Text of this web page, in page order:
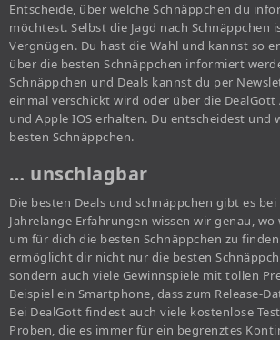
Entscheide, über welche Schnäppchen du
möchtest. Selbst die Jagd nach Schnäppchen
Vergnügen. Du hast die Wahl und kannst so
über die besten Schnäppchen informiert
Schnäppchen und Deals kannst du per
einmal verschickt wird oder über die
und Apple IOS erhalten. Du entscheidest und
besten Schnäppchen.
… unschlagbar
Die besten Deals und schnäppchen gibt es bei
Jahrelange Erfahrungen wissen wir genau,
um für dich die besten Schnäppchen zu
ermöglicht dir nicht nur die besten
sondern auch viele Gewinnspiele mit tollen
Beispiel ein Smartphone, dass zum Release-
Bei DealGott findest auch viele kostenlose
Proben, die es immer für ein begrenztes